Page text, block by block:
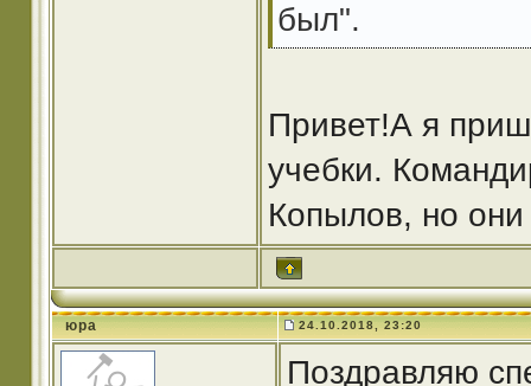
был".
Привет!А я
учебки.
Копылов, но
юра 24.10.2018, 23:20
Поздравляю